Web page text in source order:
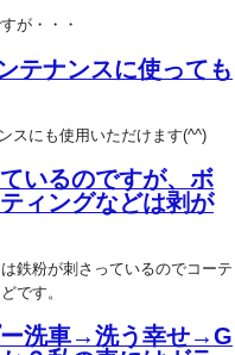
が・・・
テナンスに使っても
スにも使用いただけます(^^)
いるのですが、ボ
ィングなどは剥が
鉄粉が刺さっているのでコーテ
です。
ー洗車→洗う幸せ→G